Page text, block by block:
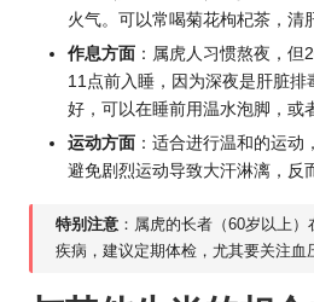
火气。可以常喝菊花枸杞茶，清
作息方面 ：属虎人习惯熬夜，
11点前入睡，因为深夜是肝脏排
好，可以在睡前用温水泡脚，或
运动方面 ：适合进行温和的运动
避免剧烈运动导致大汗淋漓，反
特别注意 ：属虎的长者（60岁以上
疾病，建议定期体检，尤其要关注血